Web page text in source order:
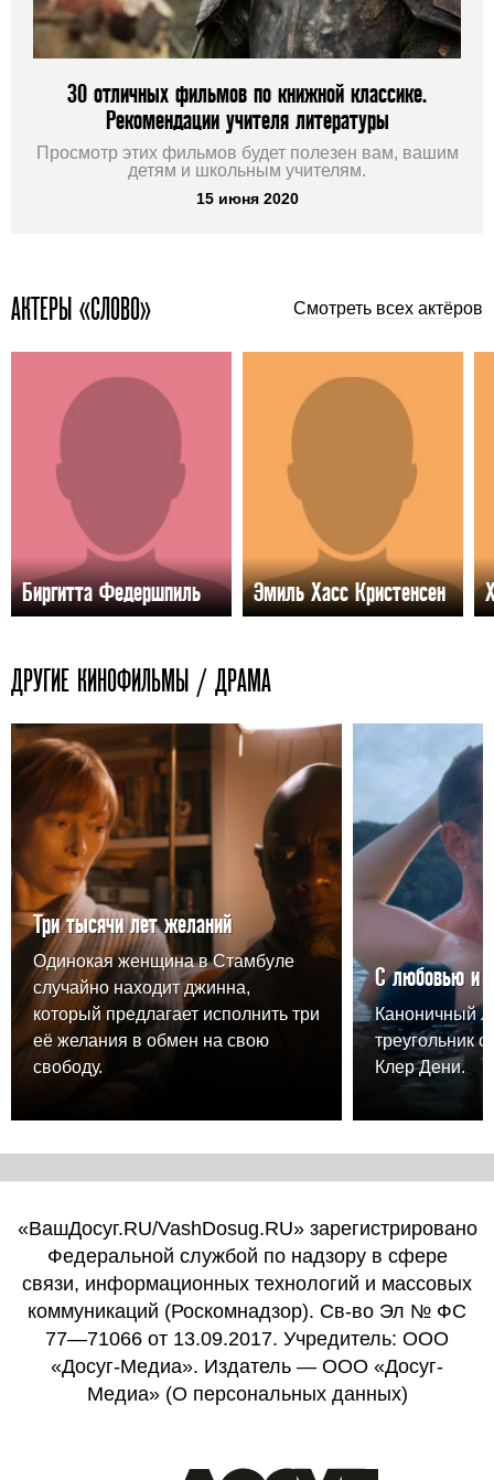
30 отличных фильмов по книжной классике.
Рекомендации учителя литературы
Просмотр этих фильмов будет полезен вам, вашим
детям и школьным учителям.
15 июня 2020
АКТЕРЫ «СЛОВО» Смотреть всех актёров
Биргитта Федершпиль Эмиль Хасс Кристенсен
ДРУГИЕ КИНОФИЛЬМЫ / ДРАМА
Три тысячи лет желаний
Одинокая женщина в Стамбуле
случайно находит джинна,
который предлагает исполнить три
её желания в обмен на свою
свободу.
С любовью и
Каноничный
треугольник
Клер Дени.
«ВашДосуг.RU/VashDosug.RU» зарегистрировано
Федеральной службой по надзору в сфере
связи, информационных технологий и массовых
коммуникаций (Роскомнадзор). Св-во Эл № ФС
77—71066 от 13.09.2017. Учредитель: ООО
«Досуг-Медиа». Издатель — ООО «Досуг-
Медиа» (О персональных данных)